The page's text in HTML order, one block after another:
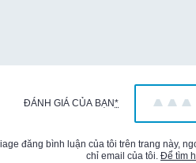
ĐÁNH GIÁ CỦA BẠN* 3
2
1
đăng bình luận của tôi trên trang này,
chỉ email của tôi.Để tìm